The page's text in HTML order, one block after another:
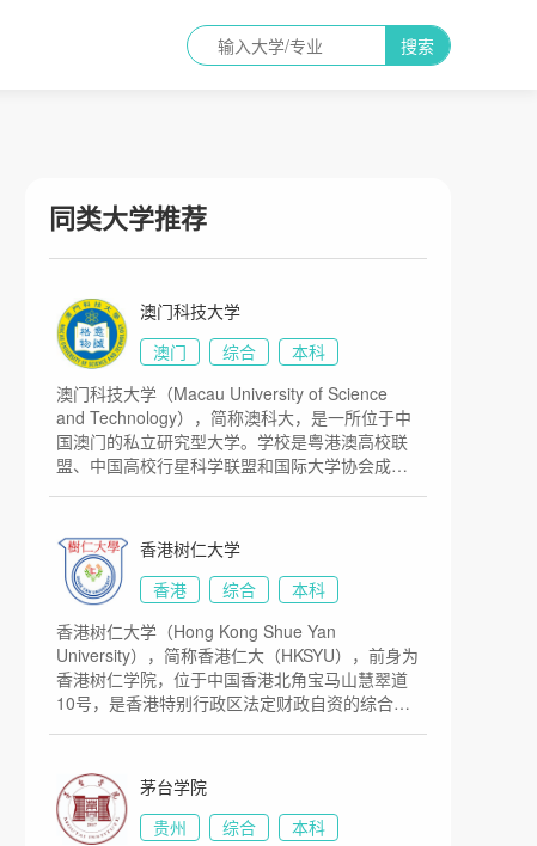
搜索
同类大学推荐
澳门科技大学
澳门
综合
本科
澳门科技大学（Macau University of Science
and Technology），简称澳科大，是一所位于中
国澳门的私立研究型大学。学校是粤港澳高校联
盟、中国高校行星科学联盟和国际大学协会成
大学获得中国教育部的批准，面向内地招生，
2006年，澳门科技大学基金会负责管理澳门科技
大学，2010年，澳科大庆祝十周年校庆，国际小
行星命名委员会批准，将编号200003号的小行星
命名为“澳科大星”。 2010年，成立社会和文化研
究所。 2011年，成立太空科学研究所。2011
年，成立中药质量研究国家重点实验室。2012
年，与呼吸疾病国家重点实验室成立粤澳呼吸道
病原体联合研究中心。2014年，成立澳门系统工
学院月球与行星科学重点实验室，这是中国科学
院在境外设立的第一个重点伙伴实验室。2015
年，成立澳门环境研究院。澳门科技大学荣获国
香港树仁大学
香港
综合
本科
香港树仁大学（Hong Kong Shue Yan
University），简称香港仁大（HKSYU），前身为
香港树仁学院，位于中国香港北角宝马山慧翠道
10号，是香港特别行政区法定财政自资的综合性
英政府的阻拦下仍坚持提供四年制大学课程。
2006年，获中华人民共和国香港特别行政区行政
长官会同行政会议通过正名动议，正式承认其大
茅台学院
贵州
综合
本科